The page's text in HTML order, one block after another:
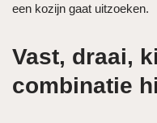
een kozijn gaat uitzoeken.
Vast, draai,
combinatie